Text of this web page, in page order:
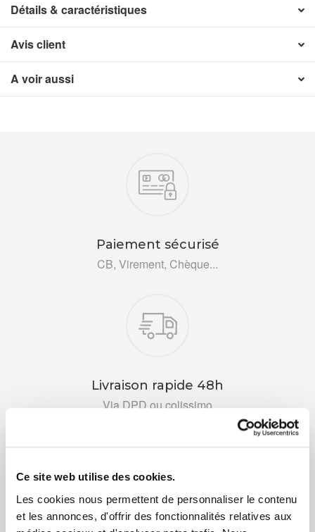
Ce site web utilise des cookies.
Les cookies nous permettent de personnaliser le contenu
et les annonces, d'offrir des fonctionnalités relatives aux
Détails & caractéristiques
Avis client
A voir aussi
Paiement sécurisé
CB, Virement, Chèque...
Livraison rapide 48h
Via DPD ou colissimo
+ de 10 ans d'expertise